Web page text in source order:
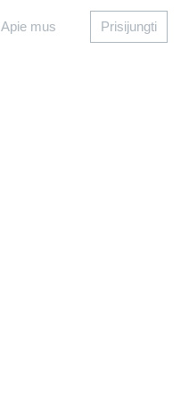
Apie mus Prisijungti